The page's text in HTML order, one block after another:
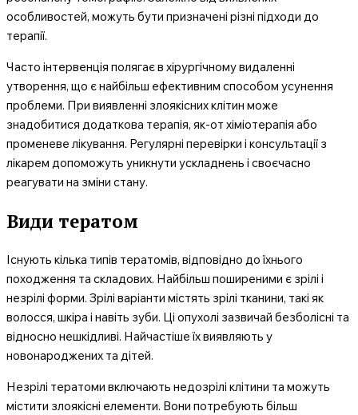
особливостей, можуть бути призначені різні підходи до
терапії.
Часто інтервенція полягає в хірургічному видаленні
утворення, що є найбільш ефективним способом усунення
проблеми. При виявленні злоякісних клітин може
знадобитися додаткова терапія, як-от хіміотерапія або
променеве лікування. Регулярні перевірки і консультації з
лікарем допоможуть уникнути ускладнень і своєчасно
реагувати на зміни стану.
Види тератом
Існують кілька типів тератомів, відповідно до їхнього
походження та складових. Найбільш поширеними є зрілі і
незрілі форми. Зрілі варіанти містять зрілі тканини, такі як
волосся, шкіра і навіть зуби. Ці опухолі зазвичай безболісні та
відносно нешкідливі. Найчастіше їх виявляють у
новонароджених та дітей.
Незрілі тератоми включають недозрілі клітини та можуть
містити злоякісні елементи. Вони потребують більш